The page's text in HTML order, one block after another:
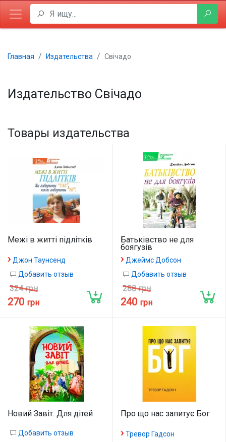
Главная Издательства Свічадо
Издательство Свічадо
Товары издательства
Межі в житті підлітків
› Джон Таунсенд
Добавить отзыв
324 грн
270 грн
Батьківство не для
боягузів
› Джеймс Добсон
Добавить отзыв
288 грн
240 грн
Новий Завіт. Для дітей
Добавить отзыв
Про що нас запитує Бог
› Тревор Гадсон